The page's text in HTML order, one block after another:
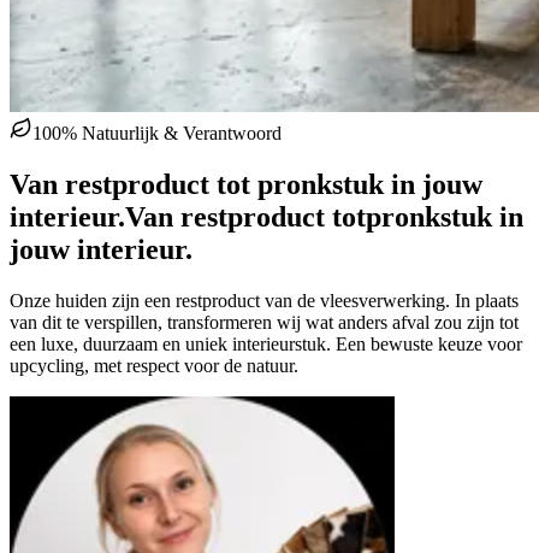
100% Natuurlijk & Verantwoord
Van restproduct tot pronkstuk in jouw
interieur.Van restproduct totpronkstuk in
jouw interieur.
Onze huiden zijn een restproduct van de vleesverwerking. In plaats
van dit te verspillen, transformeren wij wat anders afval zou zijn tot
een luxe, duurzaam en uniek interieurstuk. Een bewuste keuze voor
upcycling, met respect voor de natuur.